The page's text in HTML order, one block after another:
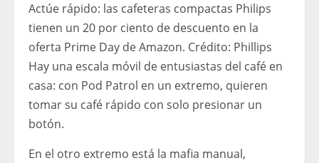
Actúe rápido: las cafeteras compactas Philips
tienen un 20 por ciento de descuento en la
oferta Prime Day de Amazon. Crédito: Phillips
Hay una escala móvil de entusiastas del café en
casa: con Pod Patrol en un extremo, quieren
tomar su café rápido con solo presionar un
botón.
En el otro extremo está la mafia manual,